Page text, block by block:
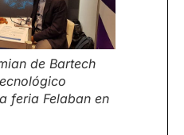
de Bartech
feria Felaban en